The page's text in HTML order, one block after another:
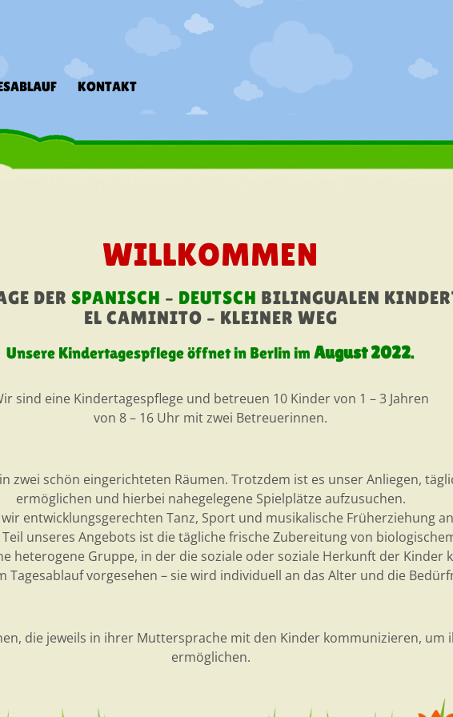
KONTAKT
WILLKOMMEN
DER SPANISCH – DEUTSCH BILINGUALEN
EL CAMINITO – KLEINER WEG
Unsere Kindertagespflege öffnet in Berlin im August 2022.
sind eine Kindertagespflege und betreuen 10 Kinder von 1 – 3 Jahren
von 8 – 16 Uhr mit zwei Betreuerinnen.
zwei schön eingerichteten Räumen. Trotzdem ist es unser Anliegen,
ermöglichen und hierbei nahegelegene Spielplätze aufzusuchen.
entwicklungsgerechten Tanz, Sport und musikalische Früherziehung
unseres Angebots ist die tägliche frische Zubereitung von
heterogene Gruppe, in der die soziale oder soziale Herkunft der Kinder
Tagesablauf vorgesehen – sie wird individuell an das Alter und die
die jeweils in ihrer Muttersprache mit den Kinder kommunizieren, um
ermöglichen.